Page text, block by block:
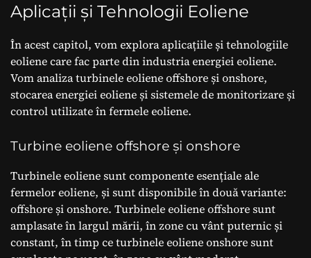
Aplicații și Tehnologii Eoliene
În acest capitol, vom explora aplicațiile și tehnologiile
eoliene care fac parte din industria energiei eoliene.
Vom analiza turbinele eoliene offshore și onshore,
stocarea energiei eoliene și sistemele de monitorizare și
control utilizate în fermele eoliene.
Turbine eoliene offshore și onshore
Turbinele eoliene sunt componente esențiale ale
fermelor eoliene, și sunt disponibile în două variante:
offshore și onshore. Turbinele eoliene offshore sunt
amplasate în largul mării, în zone cu vânt puternic și
constant, în timp ce turbinele eoliene onshore sunt